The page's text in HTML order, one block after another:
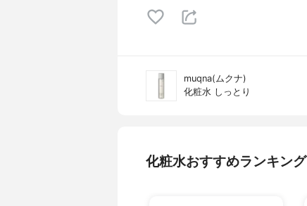
muqna(ムクナ)
化粧水 しっとり
化粧水おすすめランキング